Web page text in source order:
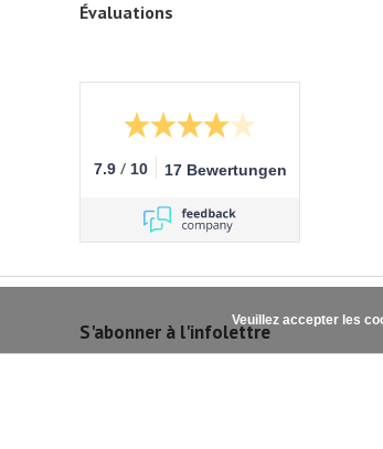
Évaluations
7.9 / 10 17 Bewertungen
S'abonner à l'infolettre
Veuillez accepter les